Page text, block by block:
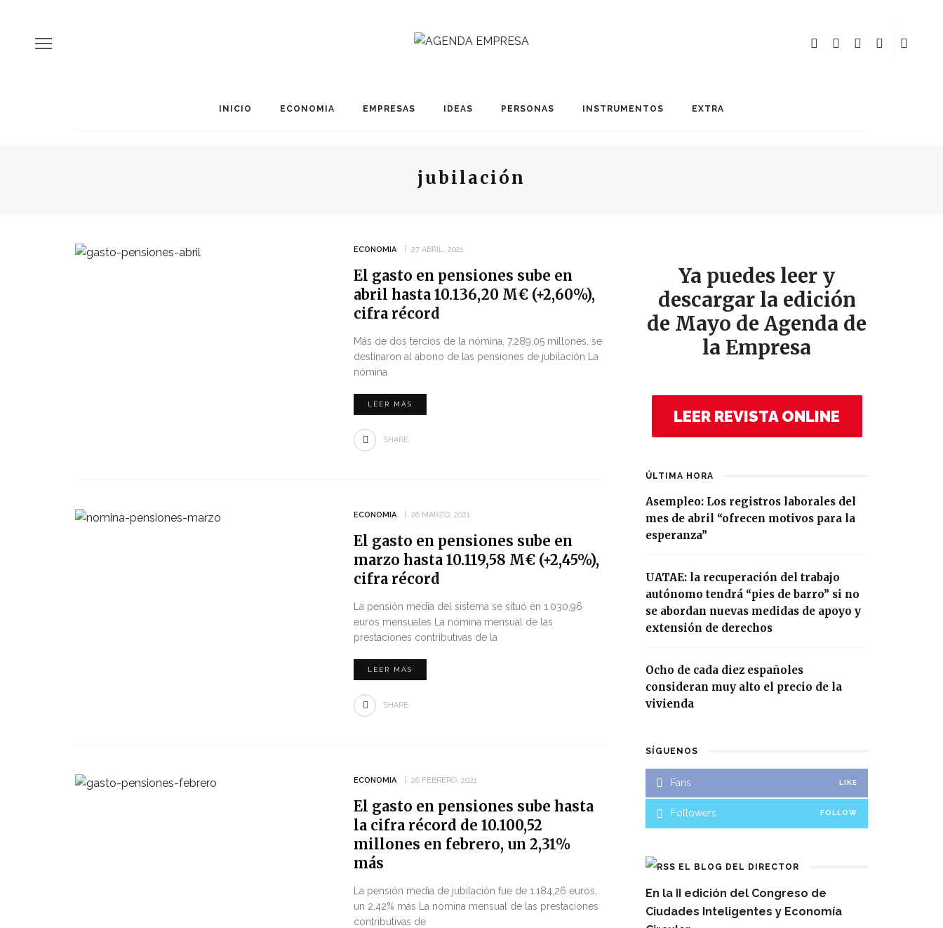
INICIO ECONOMIA EMPRESAS IDEAS PERSONAS INSTRUMENTOS EXTRA
jubilación
ECONOMIA 27 ABRIL, 2021
El gasto en pensiones sube en
abril hasta 10.136,20 M€ (+2,60%),
cifra récord
Más de dos tercios de la nómina, 7.289,05 millones, se
destinaron al abono de las pensiones de jubilación La
nómina
LEER MÁS
SHARE
ECONOMIA 26 MARZO, 2021
El gasto en pensiones sube en
marzo hasta 10.119,58 M€ (+2,45%),
cifra récord
La pensión media del sistema se situó en 1.030,96
euros mensuales La nómina mensual de las
prestaciones contributivas de la
LEER MÁS
SHARE
ECONOMIA 26 FEBRERO, 2021
El gasto en pensiones sube hasta
la cifra récord de 10.100,52
millones en febrero, un 2,31%
más
La pensión media de jubilación fue de 1.184,26 euros,
un 2,42% más La nómina mensual de las prestaciones
contributivas de
Ya puedes leer y
descargar la edición
de Mayo de Agenda de
la Empresa
LEER REVISTA ONLINE
ÚLTIMA HORA
Asempleo: Los registros laborales del
mes de abril “ofrecen motivos para la
esperanza”
UATAE: la recuperación del trabajo
autónomo tendrá “pies de barro” si no
se abordan nuevas medidas de apoyo y
extensión de derechos
Ocho de cada diez españoles
consideran muy alto el precio de la
vivienda
SÍGUENOS
Fans LIKE
Followers FOLLOW
EL BLOG DEL DIRECTOR
En la II edición del Congreso de
Ciudades Inteligentes y Economía